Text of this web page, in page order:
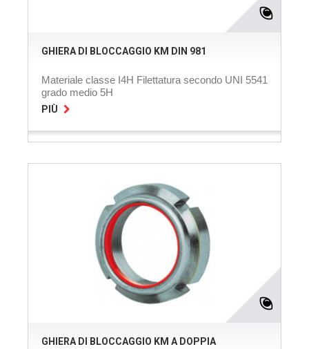
GHIERA DI BLOCCAGGIO KM DIN 981
Materiale classe I4H Filettatura secondo UNI 5541
grado medio 5H
PIÙ
GHIERA DI BLOCCAGGIO KM A DOPPIA